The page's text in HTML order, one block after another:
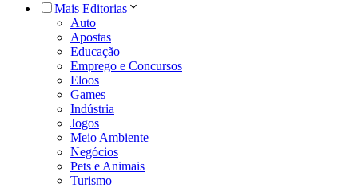
Mais Editorias
Auto
Apostas
Educação
Emprego e Concursos
Eloos
Games
Indústria
Jogos
Meio Ambiente
Negócios
Pets e Animais
Turismo